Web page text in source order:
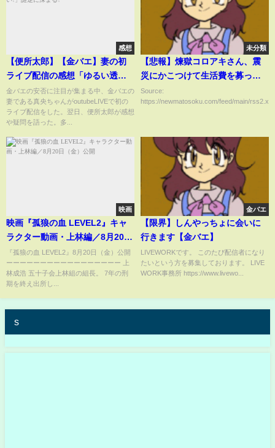
感想
【便所太郎】【金バエ】妻の初
ライブ配信の感想「ゆるい透析?
だいたい二十歳ぐらい?」謎逆に
深まる?
金バエの安否に注目が集まる中、金バエの
妻である真央ちゃんがoutubeLIVEで初の
ライブ配信をした。翌日、便所太郎が感想
や疑問を語った。多...
未分類
【悲報】煉獄コロアキさん、震
災にかこつけて生活費を募って
しまう
Source:
https://newmatosoku.com/feed/main/
映画
映画『孤狼の血 LEVEL2』キャ
ラクター動画・上林編／8月20日
（金）公開
『孤狼の血 LEVEL2』8月20日（金）公開
ーーーーーーーーーーーーーーーーー 上
林成浩 五十子会上林組の組長。 7年の刑
期を終え出所し...
金バエ
【限界】しんやっちょに会いに
行きます【金バエ】
LIVEWORKです。 このたび配信者になり
たいという方を募集しております。 LIVE
WORK事務所 https://www.livewo...
s